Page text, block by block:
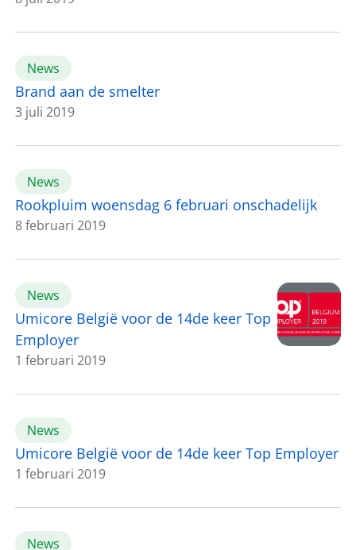
News
Brand aan de smelter
3 juli 2019
News
Rookpluim woensdag 6 februari onschadelijk
8 februari 2019
News
Umicore België voor de 14de keer Top
Employer
1 februari 2019
News
Umicore België voor de 14de keer Top Employer
1 februari 2019
News